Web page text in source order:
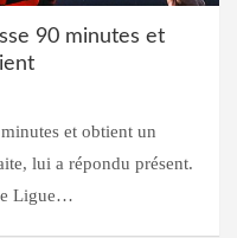
90 minutes et
et obtient un
lui a répondu présent.
Ligue…